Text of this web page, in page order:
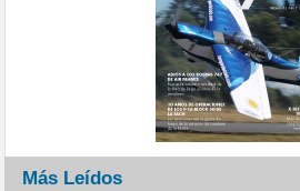
Más Leídos